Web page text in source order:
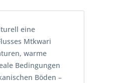
eine
Mtkwari
warme
Bedingungen
Böden –